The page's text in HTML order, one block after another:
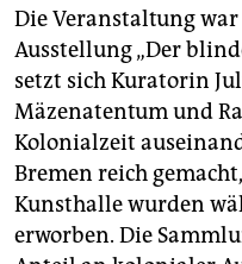
Die Veranstaltung
Ausstellung „Der
setzt sich Kuratorin
Mäzenatentum und
Kolonialzeit
Bremen reich
Kunsthalle wurden
erworben. Die